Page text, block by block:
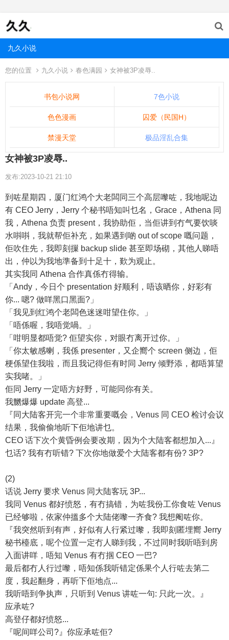
九久小说
您的位置 九久小说 春色满园 女神被3P凌辱..
书包小说网 7色小说
色色漫画 囚爱（民国H）
禁漫天堂 极品淫乱合集
女神被3P凌辱..
发布:2023-10-21 21:10
到咗星期四，厦门红鸿个大老闆同三个高层嚟咗，我地呢边
有 CEO Jerry，Jerry 个秘书唔知叫乜名，Grace，Athena 同
我，Athena 负责 present，我协助佢，当佢讲到冇气要饮啖
水唞唞，我就帮佢补充，如果遇到啲 out of scope 嘅问题，
佢吹住先，我即刻摷 backup slide 甚至即场砌，其他人睇唔
出，仲以为我地準备到十足十，歎为观止。
其实我同 Athena 合作真係冇得输。
「Andy，今日个 presentation 好顺利，唔该晒你，好彩有
你... 嗯? 做咩黑口黑面?」
「我见到红鸿个老闆色迷迷咁望住你。」
「唔係喔，我唔觉喎。」
「咁明显都唔觉? 佢望实你，对眼冇离开过你。」
「你太敏感喇，我係 presenter，又企嚮个 screen 侧边，佢
梗係望住我啦，而且我记得佢有时同 Jerry 倾野添，都唔算望
实我啫。」
佢同 Jerry 一定唔方好野，可能同你有关。
我嬲爆爆 update 高登...
『同大陆客开完一个非常重要嘅会，Venus 同 CEO 检讨会议
结果，我偷偷地听下佢地讲乜。
CEO 话下次个黄昏例会要改期，因为个大陆客都想加入...』
乜话? 我有冇听错? 下次你地做爱个大陆客都有份? 3P?
(2)
话说 Jerry 要求 Venus 同大陆客玩 3P...
我同 Venus 都好愤怒，有冇搞错，为咗我份工你食咗 Venus
已经够啦，依家仲搵多个大陆佬嚟一齐食? 我想阉咗你。
『我突然听到有声，好似有人行紧过嚟，我即刻匿埋嚮 Jerry
秘书檯底，呢个位置一定冇人睇到我，不过同时我听唔到房
入面讲咩，唔知 Venus 有冇掴 CEO 一巴?
最后都冇人行过嚟，唔知係我听错定係果个人行咗去第二
度，我起翻身，再听下佢地点...
我听唔到争执声，只听到 Venus 讲咗一句: 只此一次。』
应承咗?
高登仔都好愤怒...
『呢间咩公司?』你应承咗佢?